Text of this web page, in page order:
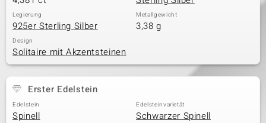
Legierung
925er Sterling Silber
Metallgewicht
3,38 g
Design
Solitaire mit Akzentsteinen
Erster Edelstein
Edelstein
Spinell
Edelsteinvarietät
Schwarzer Spinell